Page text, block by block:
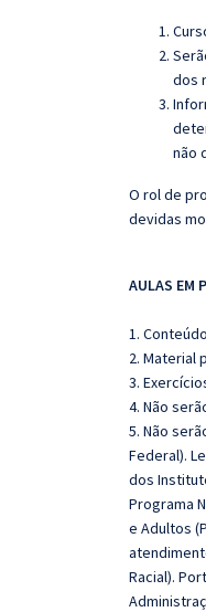
dos
não
O rol de
devidas
AULAS EM
1.
2. Material
3.
4. Não
5. Não
Federal).
dos
Programa
e Adultos
Racial).